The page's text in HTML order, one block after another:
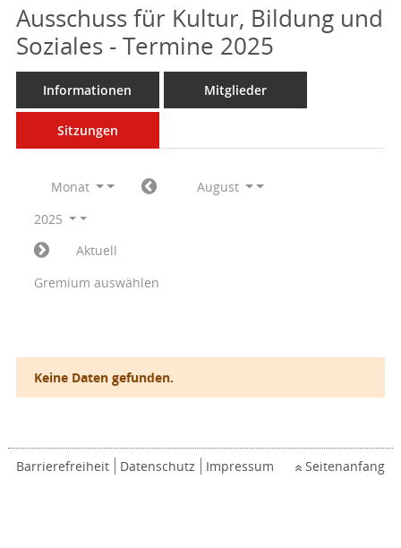
Ausschuss für Kultur, Bildung und
Soziales - Termine 2025
Informationen Mitglieder
Sitzungen
Monat
August
2025
Aktuell
Gremium auswählen
Keine Daten gefunden.
Barrierefreiheit Datenschutz Impressum Seitenanfang